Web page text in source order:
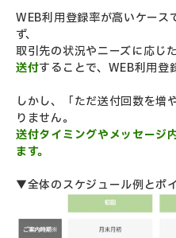
WEB利用登録率が高いケー
ず、
取引先の状況やニーズに応じ
送付することで、WEB利用登
しかし、「ただ送付回数を増
りません。
送付タイミングやメッセージ
ます。
▼全体のスケジュール例とポ